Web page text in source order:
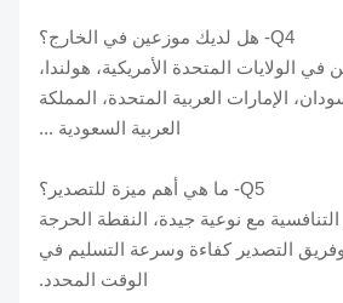
المتحدة الأمريكية، هولندا،
الإمارات العربية المتحدة، المملكة
العربية السعودية ...
مع نوعية جيدة، النقطة الحرجة
التصدير كفاءة وسرعة التسليم في
الوقت المحدد.